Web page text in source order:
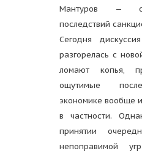
Мантуров — о
последствий
Сегодня
разгорелась с
ломают копья,
ощутимые
экономике вообще
в частности.
принятии
непоправимой